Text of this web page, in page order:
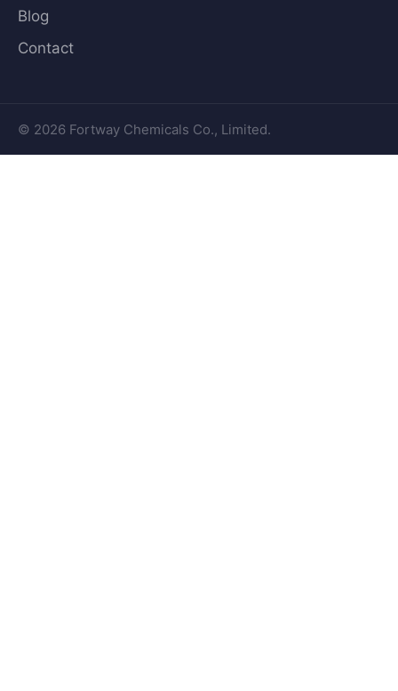
Blog
Contact
© 2026 Fortway Chemicals Co., Limited.